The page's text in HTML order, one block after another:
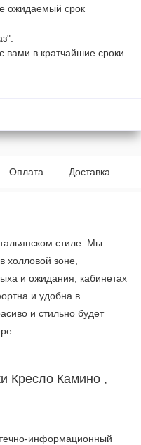
ожидаемый срок
в кратчайшие сроки
Оплата Доставка
стиле. Мы
холловой зоне,
и ожидания, кабинетах
и удобна в
и стильно будет
Кресло Камино ,
информационный